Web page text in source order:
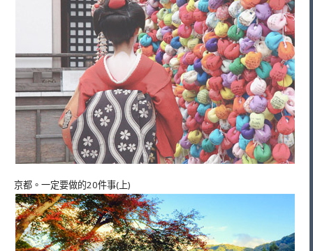
京都。一定要做的20件事(上)